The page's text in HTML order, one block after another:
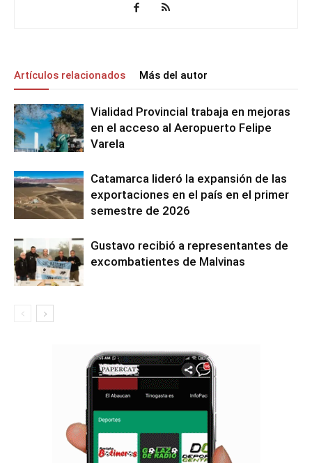
Artículos relacionados Más del autor
Vialidad Provincial trabaja en mejoras
en el acceso al Aeropuerto Felipe
Varela
Catamarca lideró la expansión de las
exportaciones en el país en el primer
semestre de 2026
Gustavo recibió a representantes de
excombatientes de Malvinas